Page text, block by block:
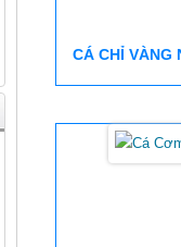
CÁ CHỈ VÀNG